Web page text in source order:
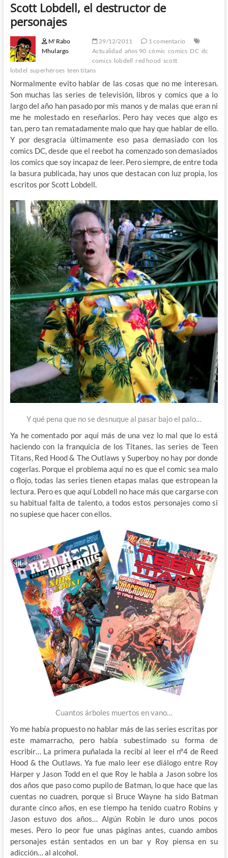
Scott Lobdell, el destructor de
personajes
M'Rabo
Mhulargo
29/12/2011
1 comentario
Actualidad años 90 cómic comics DC dc
comics lobdell red hood scott
lobdel superhéroes teen titans
Normalmente evito hablar de las cosas que no me interesan.
Son muchas las series de televisión, libros y comics que a lo
largo del año han pasado por mis manos y de malas que eran ni
me he molestado en reseñarlos. Pero hay veces que algo es
tan, pero tan rematadamente malo que hay que hablar de ello.
Y por desgracia últimamente eso pasa demasiado con los
comics DC, desde que el reebot ha comenzado son demasiados
los comics que soy incapaz de leer. Pero siempre, de entre toda
la basura publicada, hay unos que destacan con luz propia, los
escritos por Scott Lobdell.
Y qué pena que no se desnuque al pasar bajo el palo…
Ya he comentado por aquí más de una vez lo mal que lo está
haciendo con la franquicia de los Titanes, las series de Teen
Titans, Red Hood & The Outlaws y Superboy no hay por donde
cogerlas. Porque el problema aquí no es que el comic sea malo
o flojo, todas las series tienen etapas malas que estropean la
lectura. Pero es que aquí Lobdell no hace más que cargarse con
su habitual falta de talento, a todos estos personajes como si
no supiese que hacer con ellos.
Cuantos árboles muertos en vano…
Yo me había propuesto no hablar más de las series escritas por
este mamarracho, pero había subestimado su forma de
escribir… La primera puñalada la recibí al leer el nº4 de Reed
Hood & the Outlaws. Ya fue malo leer ese diálogo entre Roy
Harper y Jason Todd en el que Roy le habla a Jason sobre los
dos años que paso como pupilo de Batman, lo que hace que las
cuentas no cuadren, porque si Bruce Wayne ha sido Batman
durante cinco años, en ese tiempo ha tenido cuatro Robins y
Jason estuvo dos años… Algún Robin le duro unos pocos
meses. Pero lo peor fue unas páginas antes, cuando ambos
personajes están sentados en un bar y Roy piensa en su
adicción… al alcohol.